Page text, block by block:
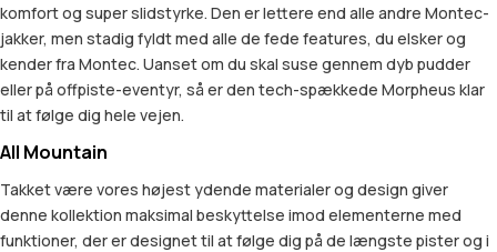
komfort og super slidstyrke. Den er lettere end alle andre Montec-
jakker, men stadig fyldt med alle de fede features, du elsker og
kender fra Montec. Uanset om du skal suse gennem dyb pudder
eller på offpiste-eventyr, så er den tech-spækkede Morpheus klar
til at følge dig hele vejen.
All Mountain
Takket være vores højest ydende materialer og design giver
denne kollektion maksimal beskyttelse imod elementerne med
funktioner, der er designet til at følge dig på de længste pister og i